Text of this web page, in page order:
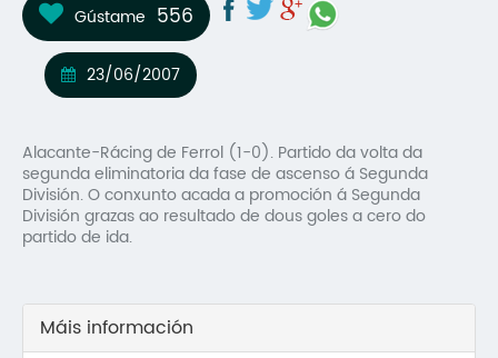
Gústame 556
23/06/2007
Alacante-Rácing de Ferrol (1-0). Partido da volta da
segunda eliminatoria da fase de ascenso á Segunda
División. O conxunto acada a promoción á Segunda
División grazas ao resultado de dous goles a cero do
partido de ida.
Máis información